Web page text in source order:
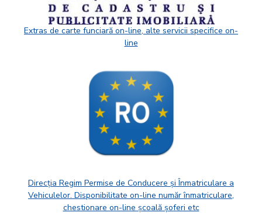
Extras de carte funciară on-line, alte servicii specifice on-
line
Direcția Regim Permise de Conducere și Înmatriculare a
Vehiculelor. Disponibilitate on-line număr înmatriculare,
chestionare on-line școală șoferi etc